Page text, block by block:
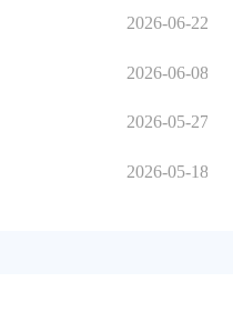
2026-06-22
2026-06-08
2026-05-27
2026-05-18